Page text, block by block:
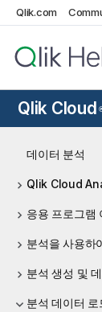
Qlik.com
Qlik Cloud
데이터 분석
Qlik Cloud
응용 프로그램
분석을 사용하
분석 생성 및
분석 데이터